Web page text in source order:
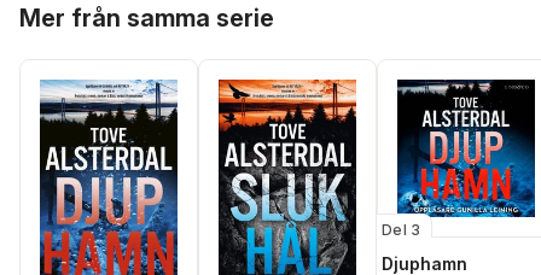
Mer från samma serie
Del 3
Djuphamn